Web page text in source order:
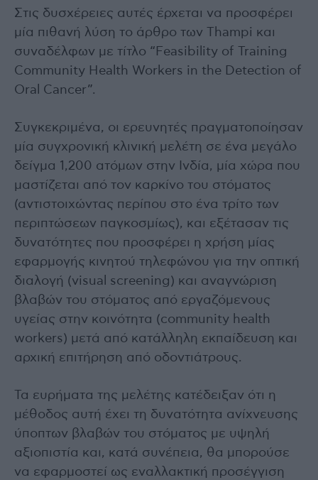
Στις δυσχέρειες αυτές έρχεται να προσφέρει
μία πιθανή λύση το άρθρο των Thampi και
συναδέλφων με τίτλο “Feasibility of Training
Community Health Workers in the Detection of
Oral Cancer”.
Συγκεκριμένα, οι ερευνητές πραγματοποίησαν
μία συγχρονική κλινική μελέτη σε ένα μεγάλο
δείγμα 1,200 ατόμων στην Ινδία, μία χώρα που
μαστίζεται από τον καρκίνο του στόματος
(αντιστοιχώντας περίπου στο ένα τρίτο των
περιπτώσεων παγκοσμίως), και εξέτασαν τις
δυνατότητες που προσφέρει η χρήση μίας
εφαρμογής κινητού τηλεφώνου για την οπτική
διαλογή (visual screening) και αναγνώριση
βλαβών του στόματος από εργαζόμενους
υγείας στην κοινότητα (community health
workers) μετά από κατάλληλη εκπαίδευση και
αρχική επιτήρηση από οδοντιάτρους.
Τα ευρήματα της μελέτης κατέδειξαν ότι η
μέθοδος αυτή έχει τη δυνατότητα ανίχνευσης
ύποπτων βλαβών του στόματος με υψηλή
αξιοπιστία και, κατά συνέπεια, θα μπορούσε
να εφαρμοστεί ως εναλλακτική προσέγγιση